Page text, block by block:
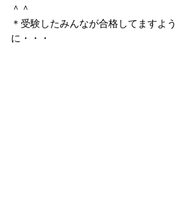
＾＾
＊受験したみんなが合格してますよう
に・・・